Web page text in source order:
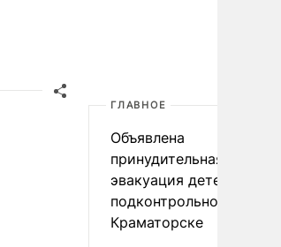
ГЛАВНОЕ
Объявлена
принудительная
эвакуация детей в
подконтрольном Киеву
Краматорске